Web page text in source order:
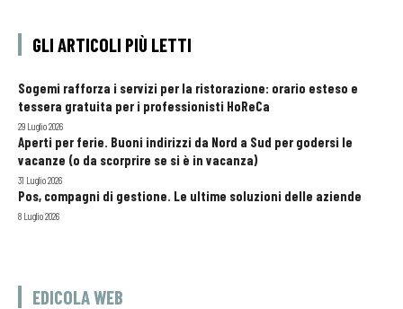
GLI ARTICOLI PIÙ LETTI
Sogemi rafforza i servizi per la ristorazione: orario esteso e
tessera gratuita per i professionisti HoReCa
29 Luglio 2026
Aperti per ferie. Buoni indirizzi da Nord a Sud per godersi le
vacanze (o da scorprire se si è in vacanza)
31 Luglio 2026
Pos, compagni di gestione. Le ultime soluzioni delle aziende
8 Luglio 2026
EDICOLA WEB